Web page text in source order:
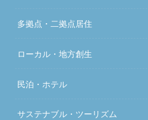
多拠点・二拠点居住
ローカル・地方創生
民泊・ホテル
サステナブル・ツーリズム